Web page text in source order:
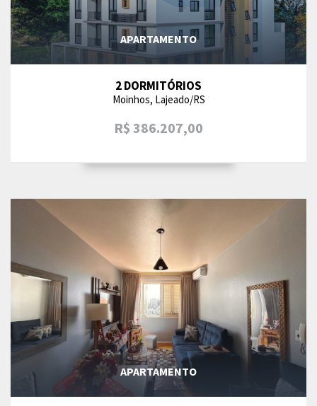
APARTAMENTO
2 DORMITÓRIOS
Moinhos, Lajeado/RS
R$ 386.207,00
APARTAMENTO